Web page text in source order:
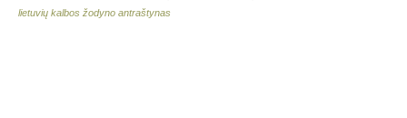
lietuvių kalbos žodyno antraštynas